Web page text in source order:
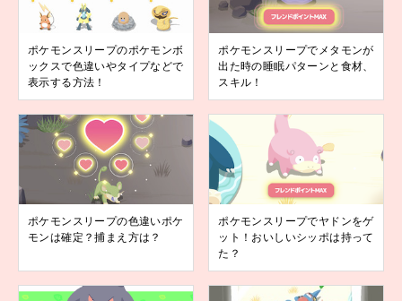
ポケモンスリープのポケモンボ
ックスで色違いやタイプなどで
表示する方法！
ポケモンスリープでメタモンが
出た時の睡眠パターンと食材、
スキル！
ポケモンスリープの色違いポケ
モンは確定？捕まえ方は？
ポケモンスリープでヤドンをゲ
ット！おいしいシッポは持って
た？